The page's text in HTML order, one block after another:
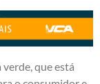
que está